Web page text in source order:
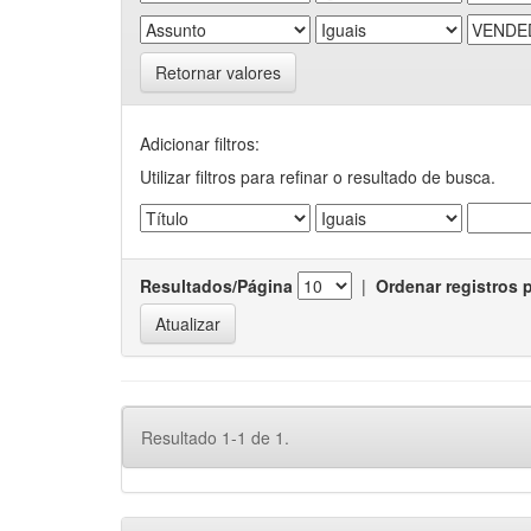
Retornar valores
Adicionar filtros:
Utilizar filtros para refinar o resultado de busca.
Resultados/Página | Ordenar registros
Resultado 1-1 de 1.